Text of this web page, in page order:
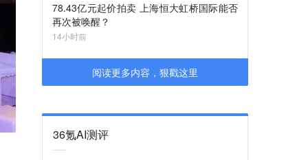
78.43亿元起价拍卖 上海恒大虹桥国际能否
再次被唤醒？
14小时前
阅读更多内容，狠戳这里
36氪AI测评